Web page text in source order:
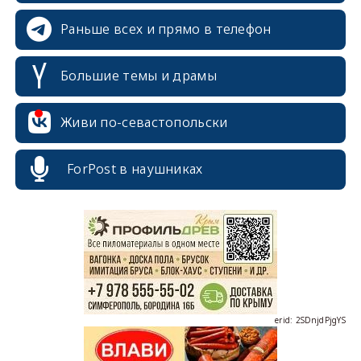
Раньше всех и прямо в телефон
Большие темы и драмы
Живи по-севастопольски
ForPost в наушниках
erid: 2SDnjdPjgYS